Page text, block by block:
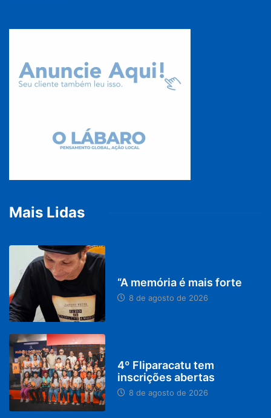
Mais Lidas
“A memória é mais forte
8 de agosto de 2026
4º Fliparacatu tem
inscrições abertas
8 de agosto de 2026